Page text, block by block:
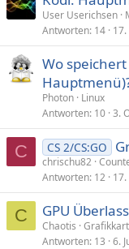
User Userichsen
Antworten 14
Wo
Photon Linux
Antworten 10 3.
C CS 2/CS:GO
chrischu82
Antworten 12
C GPU
Chaotis
Antworten 13 6.